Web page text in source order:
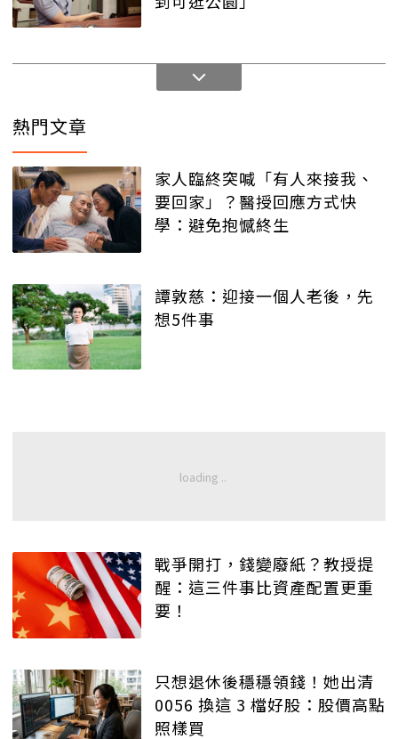
熱門文章
家人臨終突喊「有人來接我、
要回家」？醫授回應方式快
學：避免抱憾終生
譚敦慈：迎接一個人老後，先
想5件事
戰爭開打，錢變廢紙？教授提
醒：這三件事比資產配置更重
要！
只想退休後穩穩領錢！她出清
0056 換這 3 檔好股：股價高點
照樣買